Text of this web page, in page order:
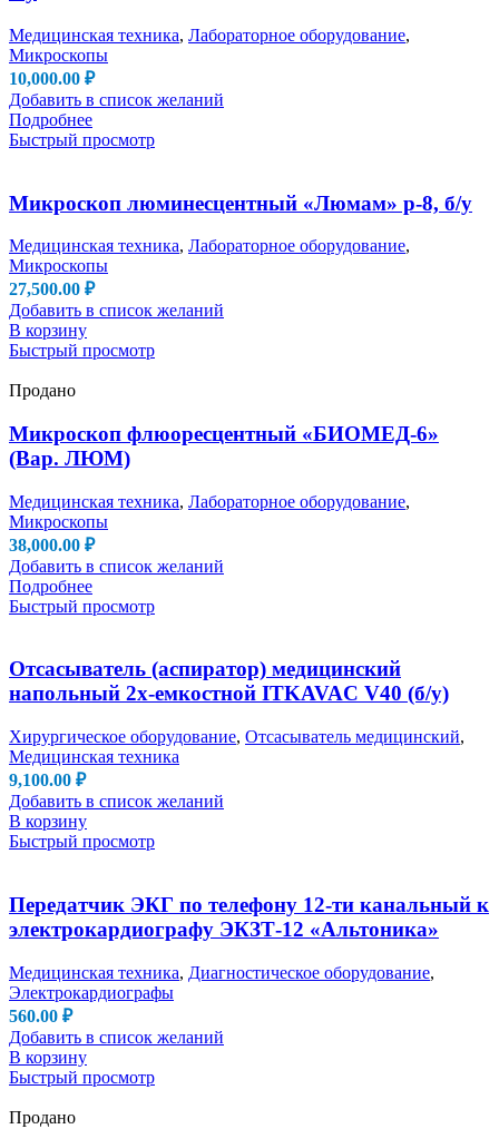
Медицинская техника, Лабораторное оборудование,
Микроскопы
10,000.00 ₽
Добавить в список желаний
Подробнее
Быстрый просмотр
Микроскоп люминесцентный «Люмам» р-8, б/у
Медицинская техника, Лабораторное оборудование,
Микроскопы
27,500.00 ₽
Добавить в список желаний
В корзину
Быстрый просмотр
Продано
Микроскоп флюоресцентный «БИОМЕД-6»
(Вар. ЛЮМ)
Медицинская техника, Лабораторное оборудование,
Микроскопы
38,000.00 ₽
Добавить в список желаний
Подробнее
Быстрый просмотр
Отсасыватель (аспиратор) медицинский
напольный 2х-емкостной ITKAVAC V40 (б/у)
Хирургическое оборудование, Отсасыватель медицинский,
Медицинская техника
9,100.00 ₽
Добавить в список желаний
В корзину
Быстрый просмотр
Передатчик ЭКГ по телефону 12-ти канальный к
электрокардиографу ЭКЗТ-12 «Альтоника»
Медицинская техника, Диагностическое оборудование,
Электрокардиографы
560.00 ₽
Добавить в список желаний
В корзину
Быстрый просмотр
Продано